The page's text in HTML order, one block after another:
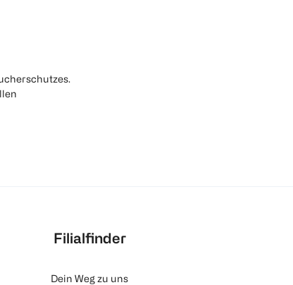
Filialfinder
Dein Weg zu uns